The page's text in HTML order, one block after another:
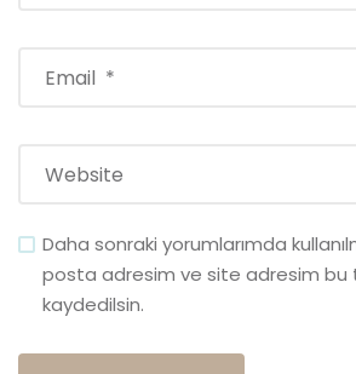
Daha sonraki yorumlarımda
posta adresim ve site adresim bu
kaydedilsin.